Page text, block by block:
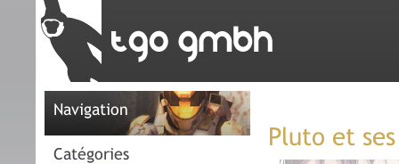
Navigation
Catégories
Pluto et